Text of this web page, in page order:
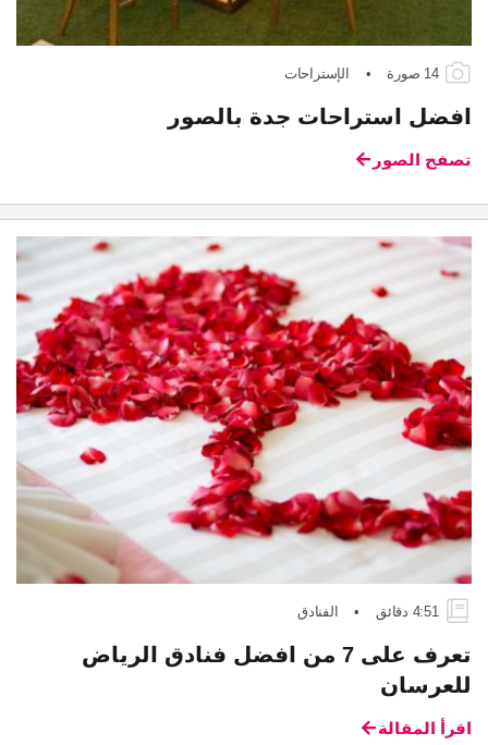
14 صورة • الإستراحات
افضل استراحات جدة بالصور
تصفح الصور
4:51 دقائق • الفنادق
تعرف على 7 من افضل فنادق الرياض
للعرسان
اقرأ المقالة